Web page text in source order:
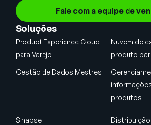
Fale com a equipe de
Soluções
Product Experience Cloud
para Varejo
Nuvem de
produto
Gestão de Dados Mestres
produtos
Sinapse